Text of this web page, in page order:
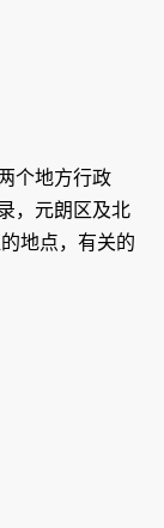
个地方行政
，元朗区及北
地点，有关的